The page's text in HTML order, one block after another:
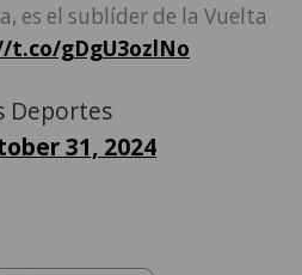
es el sublíder de la Vuelta
gDgU3ozlNo
Deportes
31, 2024